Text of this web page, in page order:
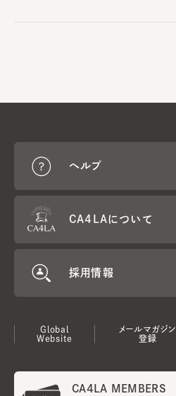
ヘルプ
CA4LAについて
採用情報
Global
Website
メールマガジン
登録
CA4LA MEMBERS